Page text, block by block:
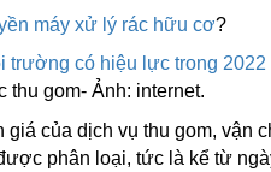
máy xử lý rác hữu cơ?
thu gom- Ảnh: internet.
giá của dịch vụ thu gom, vận
phân loại, tức là kể từ